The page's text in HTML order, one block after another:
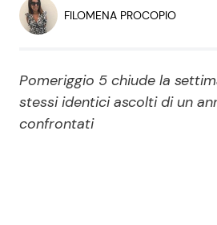
Economia
Persone Scomparse
Politica
FILOMENA PROCOPIO
Pomeriggio 5 chiude la
stessi identici ascolti di un
confrontati